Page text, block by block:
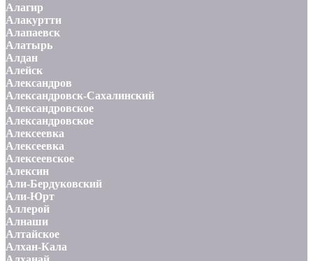
Алагир
Алакуртти
Алапаевск
Алатырь
Алдан
Алейск
Александров
Александровск-Сахалинский
Александровское
Александровское
Алексеевка
Алексеевка
Алексеевское
Алексин
Али-Бердуковский
Али-Юрт
Аллерой
Алнаши
Алтайское
Алхан-Кала